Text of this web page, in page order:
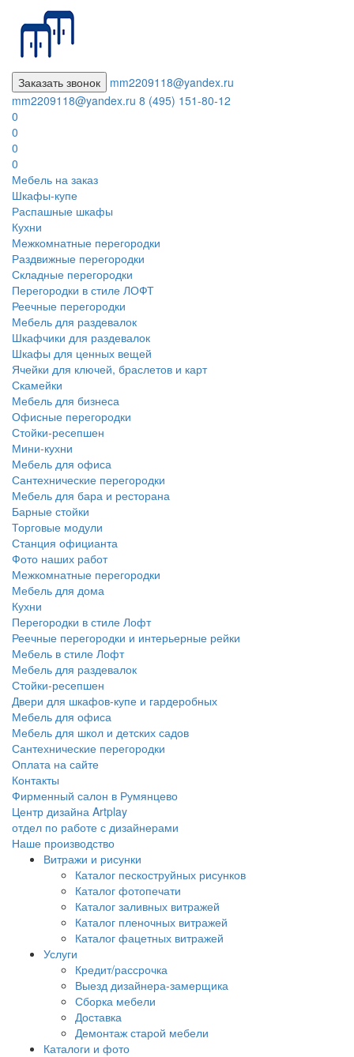
Заказать звонок
mm2209118@yandex.ru
mm2209118@yandex.ru 8 (495) 151-80-12
0
0
0
0
Мебель на заказ
Шкафы-купе
Распашные шкафы
Кухни
Межкомнатные перегородки
Раздвижные перегородки
Складные перегородки
Перегородки в стиле ЛОФТ
Реечные перегородки
Мебель для раздевалок
Шкафчики для раздевалок
Шкафы для ценных вещей
Ячейки для ключей, браслетов и карт
Скамейки
Мебель для бизнеса
Офисные перегородки
Стойки-ресепшен
Мини-кухни
Мебель для офиса
Сантехнические перегородки
Мебель для бара и ресторана
Барные стойки
Торговые модули
Станция официанта
Фото наших работ
Межкомнатные перегородки
Мебель для дома
Кухни
Перегородки в стиле Лофт
Реечные перегородки и интерьерные рейки
Мебель в стиле Лофт
Мебель для раздевалок
Стойки-ресепшен
Двери для шкафов-купе и гардеробных
Мебель для офиса
Мебель для школ и детских садов
Сантехнические перегородки
Оплата на сайте
Контакты
Фирменный салон в Румянцево
Центр дизайна Artplay
отдел по работе с дизайнерами
Наше производство
Витражи и рисунки
Каталог пескоструйных рисунков
Каталог фотопечати
Каталог заливных витражей
Каталог пленочных витражей
Каталог фацетных витражей
Услуги
Кредит/рассрочка
Выезд дизайнера-замерщика
Сборка мебели
Доставка
Демонтаж старой мебели
Каталоги и фото